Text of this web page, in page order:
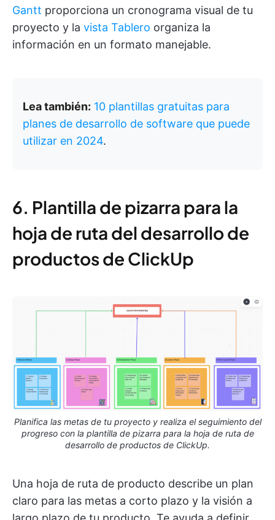
Gantt proporciona un cronograma visual de tu
proyecto y la vista Tablero organiza la
información en un formato manejable.
Lea también: 10 plantillas gratuitas para
planes de desarrollo de software que puede
utilizar en 2024.
6. Plantilla de pizarra para la
hoja de ruta del desarrollo de
productos de ClickUp
Planifica las metas de tu proyecto y realiza el seguimiento del
progreso con la plantilla de pizarra para la hoja de ruta de
desarrollo de productos de ClickUp.
Una hoja de ruta de producto describe un plan
claro para las metas a corto plazo y la visión a